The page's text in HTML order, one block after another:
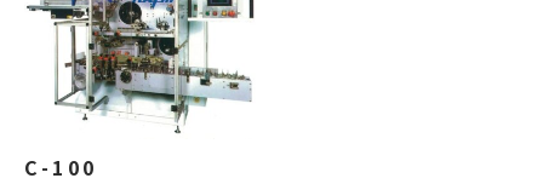
C-100